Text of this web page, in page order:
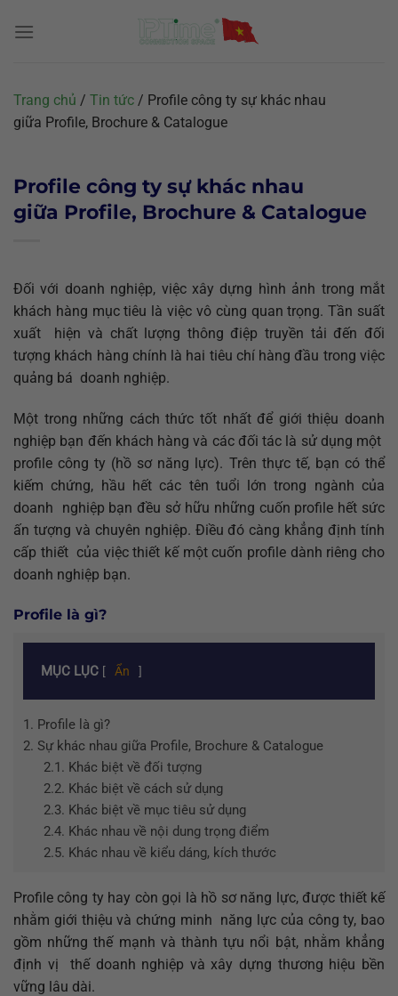
đến
Trang chủ / Tin tức / Profile công ty sự khác nhau
giữa Profile, Brochure & Catalogue
Profile công ty sự khác nhau
giữa Profile, Brochure & Catalogue
Đối với doanh nghiệp, việc xây dựng hình ảnh trong mắt
khách hàng mục tiêu là việc vô cùng quan trọng. Tần suất
xuất hiện và chất lượng thông điệp truyền tải đến đối
tượng khách hàng chính là hai tiêu chí hàng đầu trong việc
quảng bá doanh nghiệp.
Một trong những cách thức tốt nhất để giới thiệu doanh
nghiệp bạn đến khách hàng và các đối tác là sử dụng một
profile công ty (hồ sơ năng lực). Trên thực tế, bạn có thể
kiếm chứng, hầu hết các tên tuổi lớn trong ngành của
doanh nghiệp bạn đều sở hữu những cuốn profile hết sức
ấn tượng và chuyên nghiệp. Điều đó càng khẳng định tính
cấp thiết của việc thiết kế một cuốn profile dành riêng cho
doanh nghiệp bạn.
Profile là gì?
MỤC LỤC [ Ẩn ]
1. Profile là gì?
2. Sự khác nhau giữa Profile, Brochure & Catalogue
2.1. Khác biệt về đối tượng
2.2. Khác biệt về cách sử dụng
2.3. Khác biệt về mục tiêu sử dụng
2.4. Khác nhau về nội dung trọng điểm
2.5. Khác nhau về kiểu dáng, kích thước
Profile công ty hay còn gọi là hồ sơ năng lực, được thiết kế
nhằm giới thiệu và chứng minh năng lực của công ty, bao
gồm những thế mạnh và thành tựu nổi bật, nhằm khẳng
định vị thế doanh nghiệp và xây dựng thương hiệu bền
vững lâu dài.